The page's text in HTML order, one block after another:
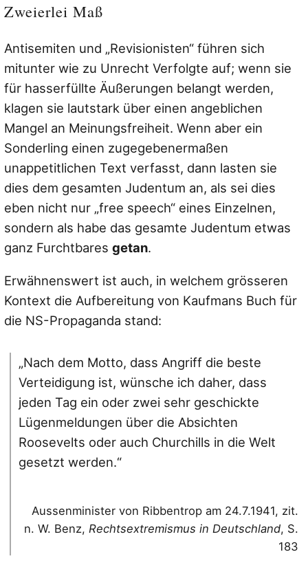
Zweierlei Maß
Antisemiten und „Revisionisten“ führen sich
mitunter wie zu Unrecht Verfolgte auf; wenn sie
für hasserfüllte Äußerungen belangt werden,
klagen sie lautstark über einen angeblichen
Mangel an Meinungsfreiheit. Wenn aber ein
Sonderling einen zugegebenermaßen
unappetitlichen Text verfasst, dann lasten sie
dies dem gesamten Judentum an, als sei dies
eben nicht nur „free speech“ eines Einzelnen,
sondern als habe das gesamte Judentum etwas
ganz Furchtbaresgetan.
Erwähnenswert ist auch, in welchem grösseren
Kontext die Aufbereitung von Kaufmans Buch für
die NS-Propaganda stand:
„Nach dem Motto, dass Angriff die beste
Verteidigung ist, wünsche ich daher, dass
jeden Tag ein oder zwei sehr geschickte
Lügenmeldungen über die Absichten
Roosevelts oder auch Churchills in die Welt
gesetzt werden.“
Aussenminister von Ribbentrop am 24.7.1941, zit.
n. W. Benz, Rechtsextremismus in Deutschland, S.
183